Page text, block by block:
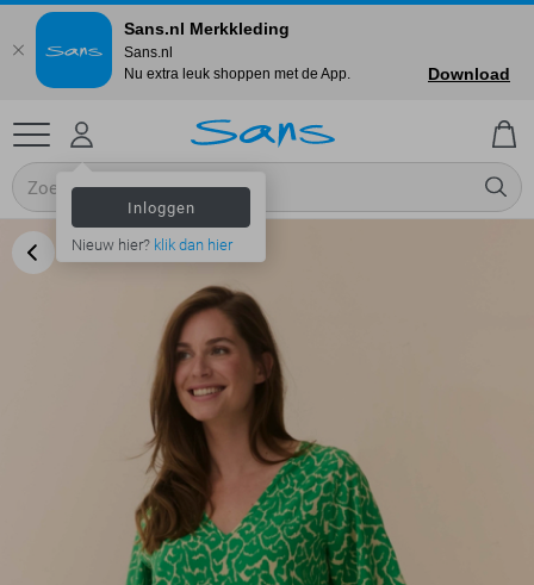
Inloggen
Nieuw hier? klik dan hier
Sans.nl Merkkleding
Sans.nl
Nu extra leuk shoppen met de App.
Download